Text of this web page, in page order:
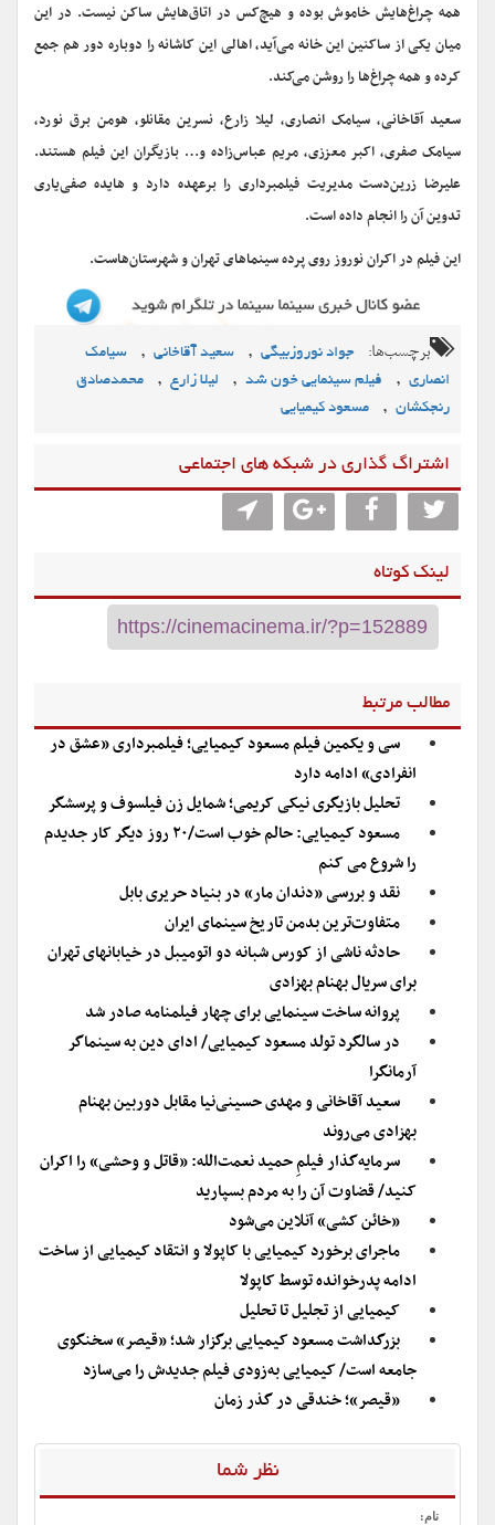
همه چراغ‌هایش خاموش بوده و هیچ‌کس در اتاق‌هایش ساکن نیست. در این
میان یکی از ساکنین این خانه می‌آید، اهالی این کاشانه را دوباره دور هم جمع
کرده و همه چراغ‌ها را روشن می‌کند.
سعید آقاخانی، سیامک انصاری، لیلا زارع، نسرین مقانلو، هومن برق نورد،
سیامک صفری، اکبر معززی، مریم عباس‌زاده و… بازیگران این فیلم هستند.
علیرضا زرین‌دست مدیریت فیلمبرداری را برعهده دارد و هایده صفی‌یاری
تدوین آن را انجام داده است.
این فیلم در اکران نوروز روی پرده سینماهای تهران و شهرستان‌هاست.
برچسب‌ها: جواد نوروزبیگی , سعید آقاخانی ,
سیامک
انصاری , فیلم سینمایی خون شد , لیلا زارع ,
محمدصادق
رنجکشان , مسعود کیمیایی
اشتراگ گذاری در شبکه های اجتماعی
لینک کوتاه
مطالب مرتبط
سی و یکمین فیلم مسعود کیمیایی؛ فیلمبرداری «عشق در
انفرادی» ادامه دارد
تحلیل بازیگری نیکی کریمی؛ شمایل زن فیلسوف و پرسشگر
مسعود کیمیایی: حالم خوب است/۲۰ روز دیگر کار جدیدم
را شروع می کنم
نقد و بررسی «دندان مار» در بنیاد حریری بابل
متفاوت‌ترین بدمن تاریخ سینمای ایران
حادثه ناشی از کورس شبانه دو اتومیبل در خیابانهای تهران
برای سریال بهنام بهزادی
پروانه ساخت سینمایی برای چهار فیلمنامه صادر شد
در سالگرد تولد مسعود کیمیایی/ ادای دین به سینماگر
آرمانگرا
سعید آقاخانی و مهدی حسینی‌نیا مقابل دوربین بهنام
بهزادی می‌روند
سرمایه‌گذار فیلمِ حمید نعمت‌الله: «قاتل و وحشی» را اکران
کنید/ قضاوت آن را به مردم بسپارید
«خائن کشی» آنلاین می‌شود
ماجرای برخورد کیمیایی با کاپولا و انتقاد کیمیایی از ساخت
ادامه پدرخوانده توسط کاپولا
کیمیایی از تجلیل تا تحلیل
بزرگداشت مسعود کیمیایی برگزار شد؛ «قیصر» سخنگوی
جامعه است/ کیمیایی به‌زودی فیلم جدیدش را می‌سازد
«قیصر»؛ خندقی در گذر زمان
نظر شما
نام: